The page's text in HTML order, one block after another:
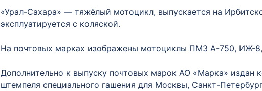
«Урал-Сахара» — тяжёлый мотоцикл, выпускается на
эксплуатируется с коляской.
На почтовых марках изображены мотоциклы ПМЗ А-750, ИЖ-8,
Дополнительно к выпуску почтовых марок АО «Марка» издан
штемпеля специального гашения для Москвы, Санкт-